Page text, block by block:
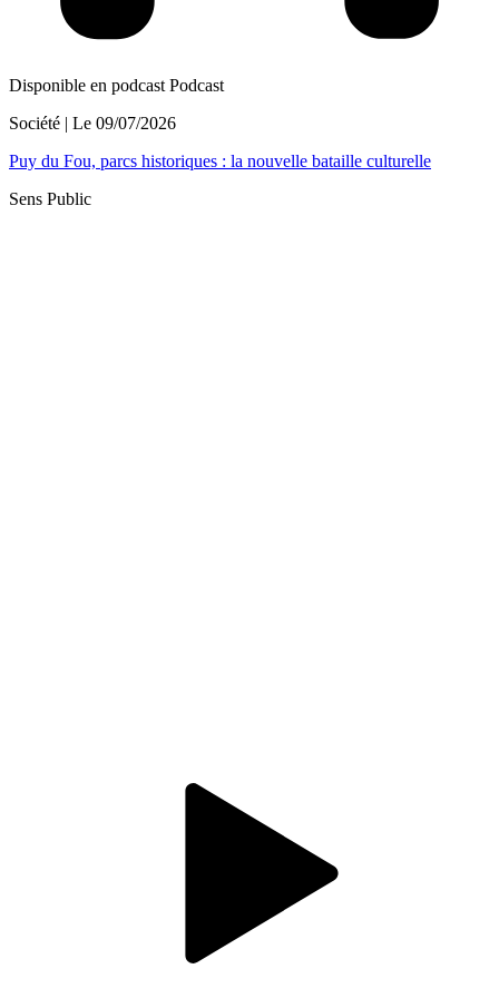
Disponible en podcast Podcast
Société | Le 09/07/2026
Puy du Fou, parcs historiques : la nouvelle bataille culturelle
Sens Public